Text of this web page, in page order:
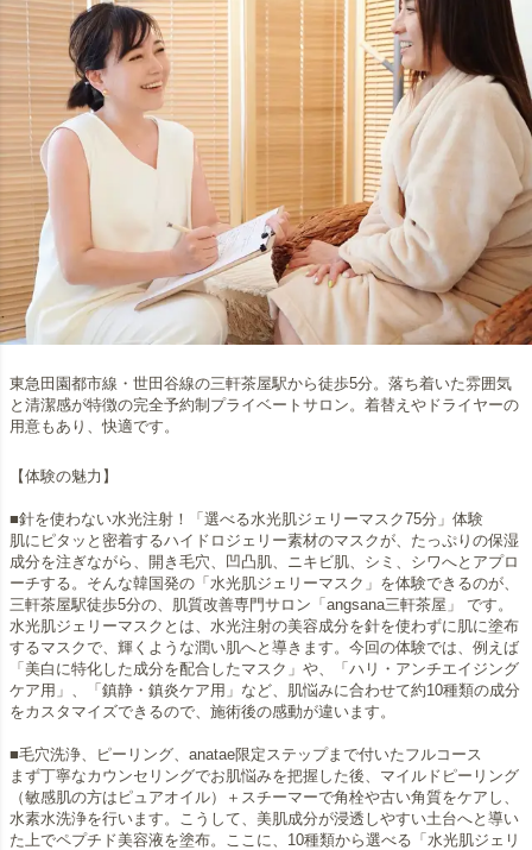
東急田園都市線・世田谷線の三軒茶屋駅から徒歩5分。落ち着いた雰囲気
と清潔感が特徴の完全予約制プライベートサロン。着替えやドライヤーの
用意もあり、快適です。
【体験の魅力】
■針を使わない水光注射！「選べる水光肌ジェリーマスク75分」体験
肌にピタッと密着するハイドロジェリー素材のマスクが、たっぷりの保湿
成分を注ぎながら、開き毛穴、凹凸肌、ニキビ肌、シミ、シワへとアプロ
ーチする。そんな韓国発の「水光肌ジェリーマスク」を体験できるのが、
三軒茶屋駅徒歩5分の、肌質改善専門サロン「angsana三軒茶屋」 です。
水光肌ジェリーマスクとは、水光注射の美容成分を針を使わずに肌に塗布
するマスクで、輝くような潤い肌へと導きます。今回の体験では、例えば
「美白に特化した成分を配合したマスク」や、「ハリ・アンチエイジング
ケア用」、「鎮静・鎮炎ケア用」など、肌悩みに合わせて約10種類の成分
をカスタマイズできるので、施術後の感動が違います。
■毛穴洗浄、ピーリング、anatae限定ステップまで付いたフルコース
まず丁寧なカウンセリングでお肌悩みを把握した後、マイルドピーリング
（敏感肌の方はピュアオイル）＋スチーマーで角栓や古い角質をケアし、
水素水洗浄を行います。こうして、美肌成分が浸透しやすい土台へと導い
た上でペプチド美容液を塗布。ここに、10種類から選べる「水光肌ジェリ